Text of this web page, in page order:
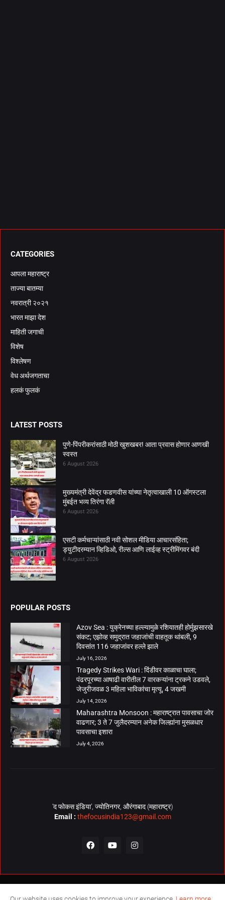
CATEGORIES
आपला महाराष्ट्र
ताज्या बातम्या
नवरात्री २०२१
भारत माझा देश
माहिती जगाची
विशेष
विश्लेषण
वेध अर्थजगताचा
हलकं फुलकं
LATEST POSTS
पुणे-पिंपरीकरांसाठी मोठी खुशखबर! आता प्रवास होणार आणखी
स्वस्त
6 August 2026
मुख्यमंत्री देवेंद्र फडणवीस यांच्या नेतृत्वाखाली 10 ऑगस्टला
मुंबईत भव्य तिरंगा रॅली
6 August 2026
एसटी कर्मचाऱ्यांसाठी नवी सोशल मीडिया आचारसंहिता;
ड्युटीदरम्यान व्हिडिओ, रील्स आणि लाईव्ह स्ट्रीमिंगवर बंदी
6 August 2026
POPULAR POSTS
Azov Sea : युक्रेनच्या हल्ल्यामुळे रशियातही होर्मुझसारखे
संकट; एझोव्ह समुद्रात जहाजांची वाहतूक थांबली, 9
दिवसांत 116 जहाजांवर हल्ले झाले
July 16, 2026
Tragedy Strikes Wari : दिंडीवर काळाचा घाला;
पंढरपूरच्या आषाढी वारीतील 7 वारकऱ्यांना ट्रकने उडवले,
जेजुरीजवळ 3 महिला भाविकांचा मृत्यू, 4 जखमी
July 14, 2026
Maharashtra Monsoon : महाराष्ट्रात पावसाचा जोर
वाढणार; 3 ते 7 जुलैदरम्यान अनेक जिल्ह्यांना मुसळधार
पावसाचा इशारा
July 4, 2026
‘द फोकस इंडिया’, ज्योतिनगर, औरंगाबाद (महाराष्ट्र)
Email : thefocusindia123@gmail.com
About Us Contact Us The Focus India Policy